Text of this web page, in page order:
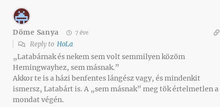
Döme Sanya 7 éve
Reply to HoLa
„Latabárnak és nekem sem volt semmilyen közöm
Hemingwayhez, sem másnak.”
Akkor te is a házi benfentes lángész vagy, és mindenkit
ismersz, Latabárt is. A „sem másnak” meg tök értelmetlen a
mondat végén.